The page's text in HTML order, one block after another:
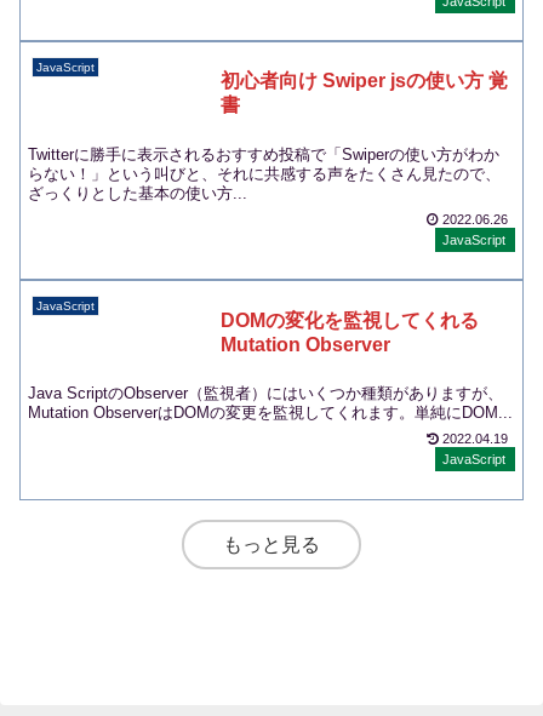
JavaScript
初心者向け Swiper jsの使い方 覚
書
Twitterに勝手に表示されるおすすめ投稿で「Swiperの使い方がわか
らない！」という叫びと、それに共感する声をたくさん見たので、
ざっくりとした基本の使い方...
2022.06.26
JavaScript
JavaScript
DOMの変化を監視してくれる
Mutation Observer
Java ScriptのObserver（監視者）にはいくつか種類がありますが、
Mutation ObserverはDOMの変更を監視してくれます。単純にDOM...
2022.04.19
JavaScript
もっと見る